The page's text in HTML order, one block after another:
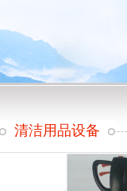
清洁用品设备